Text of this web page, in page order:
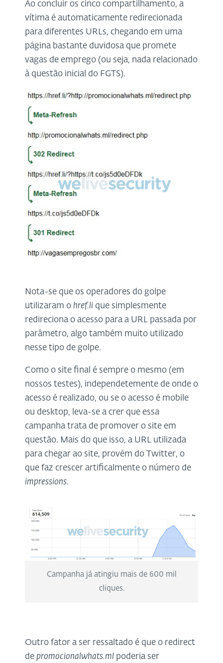
Ao concluir os cinco compartilhamento, a
vítima é automaticamente redirecionada
para diferentes URLs, chegando em uma
página bastante duvidosa que promete
vagas de emprego (ou seja, nada relacionado
à questão inicial do FGTS).
Nota-se que os operadores do golpe
utilizaram o href.li que simplesmente
redireciona o acesso para a URL passada por
parâmetro, algo também muito utilizado
nesse tipo de golpe.
Como o site final é sempre o mesmo (em
nossos testes), independetemente de onde o
acesso é realizado, ou se o acesso é mobile
ou desktop, leva-se a crer que essa
campanha trata de promover o site em
questão. Mais do que isso, a URL utilizada
para chegar ao site, provém do Twitter, o
que faz crescer artificalmente o número de
impressions.
Campanha já atingiu mais de 600 mil
cliques.
Outro fator a ser ressaltado é que o redirect
de promocionalwhats.ml poderia ser